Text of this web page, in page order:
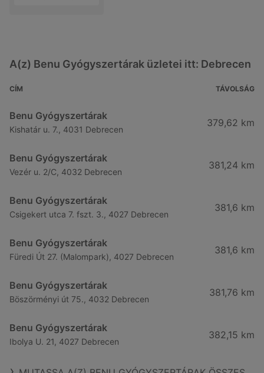
A(z) Benu Gyógyszertárak üzletei itt: Debrecen
CÍM TÁVOLSÁG
Benu Gyógyszertárak
Kishatár u. 7., 4031 Debrecen
379,62 km
Benu Gyógyszertárak
Vezér u. 2/C, 4032 Debrecen
381,24 km
Benu Gyógyszertárak
Csigekert utca 7. fszt. 3., 4027 Debrecen
381,6 km
Benu Gyógyszertárak
Füredi Út 27. (Malompark), 4027 Debrecen
381,6 km
Benu Gyógyszertárak
Böszörményi út 75., 4032 Debrecen
381,76 km
Benu Gyógyszertárak
Ibolya U. 21, 4027 Debrecen
382,15 km